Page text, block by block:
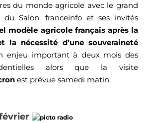
du monde agricole avec le grand
du Salon, franceinfo et ses invités
modèle agricole françaisaprès la
la nécessité d’une souveraineté
enjeu importantà deux mois des
alors que la visite
est prévue samedi matin.